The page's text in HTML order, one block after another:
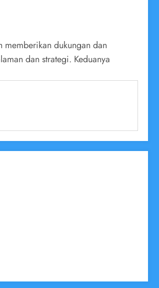
dukungan dan
dan strategi. Keduanya